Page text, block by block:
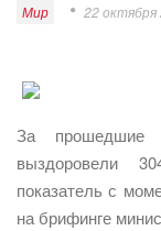
Мир 22 октября
За прошедшие
выздоровели
показатель с
на брифинге